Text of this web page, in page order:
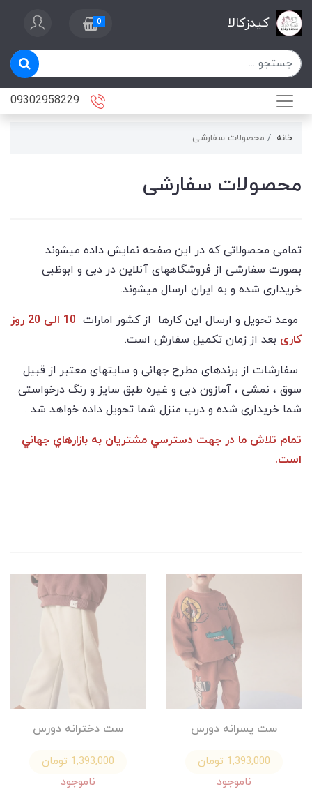
کیدزکالا 0
خانه محصولات سفارشی
محصولات سفارشی
تمامی محصولاتی که در این صفحه نمایش داده میشوند
بصورت سفارشی از فروشگاههای آنلاین در دبی و ابوظبی
خریداری شده و به ایران ارسال میشوند.
موعد تحویل و ارسال این کارها از كشور امارات
10 الی 20 روز
کاری بعد از زمان تکمیل سفارش است.
سفارشات از برندهای مطرح جهانی و سایتهای معتبر از قبیل
سوق ، نمشی ، آمازون دبی و غیره طبق سایز و رنگ درخواستی
شما خریداری شده و درب منزل شما تحویل داده خواهد شد .
تمام تلاش ما در جهت دسترسي مشتريان به بازارهاي جهاني
است.
ست پسرانه دورس
1,393,000 تومان
ناموجود
ست دخترانه دورس
1,393,000 تومان
ناموجود